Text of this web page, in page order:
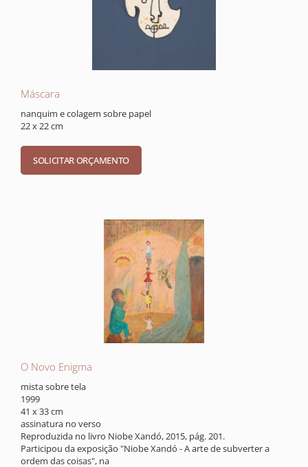
Máscara
nanquim e colagem sobre papel
22 x 22 cm
O Novo Enigma
mista sobre tela
1999
41 x 33 cm
assinatura no verso
Reproduzida no livro Niobe Xandó, 2015, pág. 201.
Participou da exposição "Niobe Xandó - A arte de subverter a
ordem das coisas", na